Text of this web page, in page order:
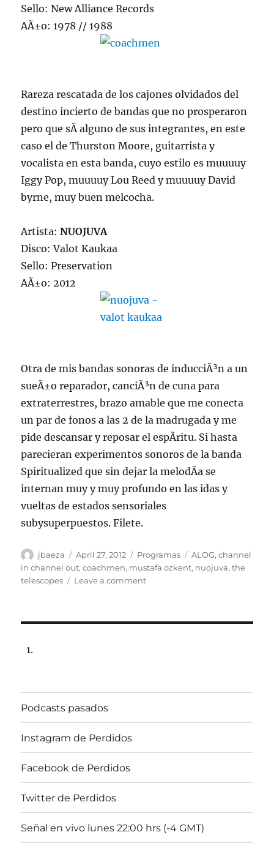
Sello: New Alliance Records
AÃ±o: 1978 // 1988
Rareza rescatada de los cajones olvidados del
destino incierto de bandas que no prosperaron
pero que sÃ­ alguno de sus integrantes, en este
caso el de Thurston Moore, guitarrista y
vocalista en esta banda, cuyo estilo es muuuuy
Iggy Pop, muuuuy Lou Reed y muuuuy David
byrne, muy buen melcocha.
Artista:NUOJUVA
Disco: Valot Kaukaa
Sello: Preservation
AÃ±o: 2012
Otra de mis bandas sonoras de inducciÃ³n a un
sueÃ±o reparador, canciÃ³n de cuna para
extraterrestres, brazo amable que me conecta
un par de fonos a las 2 de la madrugada y me
pide descansar y reposar el espÃ­ritu. Si hasta
parecieran experimentos sonoros de la banda
Spiritualized que sin dejar la melodÃ­a se
internan muy y muy profundo en las idas y
vueltas de estados sensoriales
subysuperpuestos. Filete.
Author
jbaeza
Posted
on
April 27, 2012 Categories
Programas Tags
ALOG,channel
in channel out,coachmen, mustafa ozkent, nuojuva,the
telescopes
Leave a commenton
Univ.de.Chile
Podcasts pasados
Instagram de Perdidos
Facebook de Perdidos
Twitter de Perdidos
Señal en vivo lunes 22:00 hrs (-4 GMT)